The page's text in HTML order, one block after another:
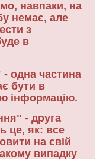
навпаки, на
немає, але
з
в
- одна частина
бути в
інформацію.
- друга
це, як: все
на свій
випадку